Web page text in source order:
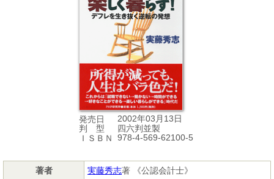
発売日
2002年03月13日
判 型
四六判並製
ＩＳＢＮ
978-4-569-62100-5
著者 実藤秀志著 《公認会計士》